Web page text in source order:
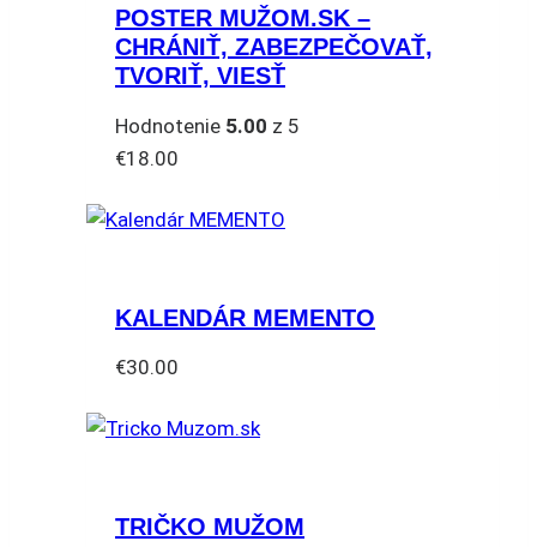
POSTER MUŽOM.SK –
CHRÁNIŤ, ZABEZPEČOVAŤ,
TVORIŤ, VIESŤ
Hodnotenie 5.00 z 5
€18.00
KALENDÁR MEMENTO
€30.00
TRIČKO MUŽOM